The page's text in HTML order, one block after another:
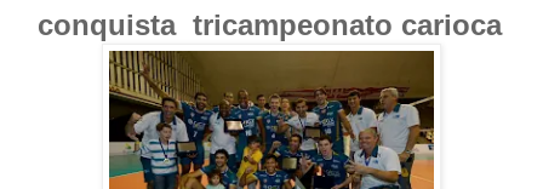
conquista tricampeonato carioca